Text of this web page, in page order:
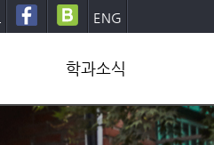
ENG
학과소식
학부